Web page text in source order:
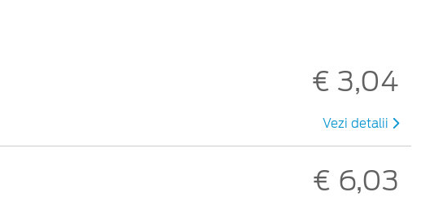
€ 3,04
Vezi detalii
€ 6,03